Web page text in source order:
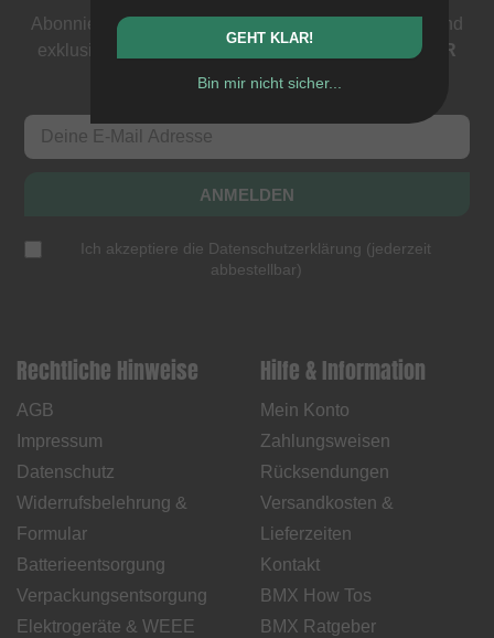
Abonniere unseren Newsletter: Events, BMX News und
exklusive Deals. Als Dank bekommst du einen
5 EUR
Gutschein .
ANMELDEN
Ich akzeptiere die Datenschutzerklärung (jederzeit
abbestellbar)
Rechtliche Hinweise
AGB
Impressum
Datenschutz
Widerrufsbelehrung &
Formular
Batterieentsorgung
Verpackungsentsorgung
Elektrogeräte & WEEE
Hilfe & Information
Mein Konto
Zahlungsweisen
Rücksendungen
Versandkosten &
Lieferzeiten
Kontakt
BMX How Tos
BMX Ratgeber
GEHT KLAR!
Bin mir nicht sicher...